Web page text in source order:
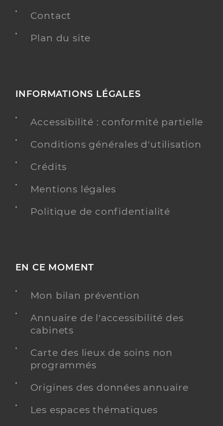
Contact
Plan du site
INFORMATIONS LÉGALES
Accessibilité : conformité partielle
Conditions générales d'utilisation
Crédits
Mentions légales
Politique de confidentialité
EN CE MOMENT
Mon bilan prévention
Annuaire de l'accessibilité des
cabinets
Carte des lieux de soins non
programmés
Origines des données annuaire
Les espaces thématiques